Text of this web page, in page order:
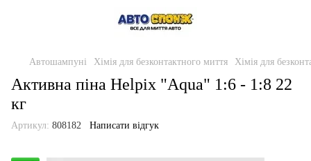
Автошампуні Хімія для безконтактного миття Хімія для
Активна піна Helpix "Aqua" 1:6 - 1:8 22
кг
Артикул: 808182 Написати відгук